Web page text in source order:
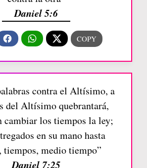
Daniel 5:6
contra el Altísimo, a
del Altísimo quebrantará,
cambiar los tiempos la ley;
en su mano hasta
tiempos, medio tiempo”
Daniel 7:25